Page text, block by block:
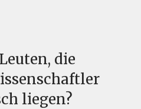
die
liegen?